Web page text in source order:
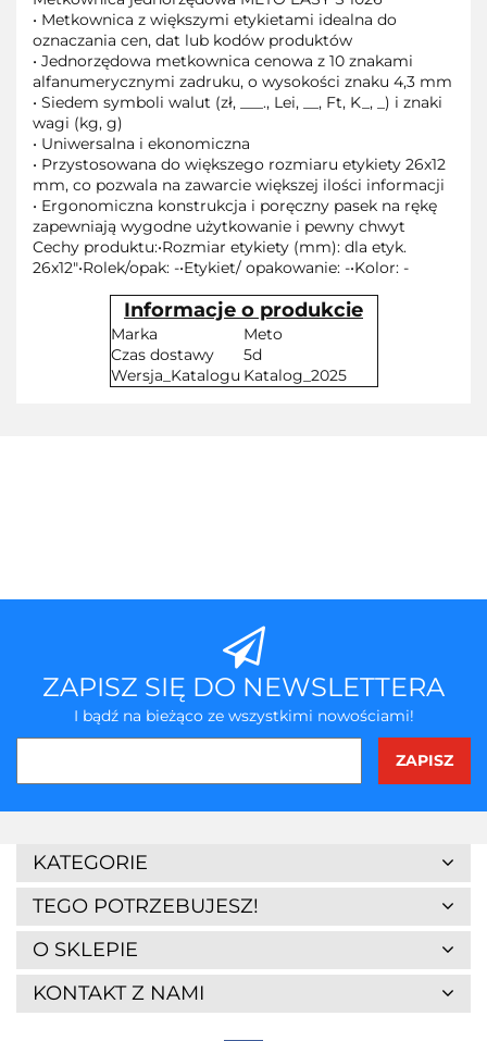
• Metkownica z większymi etykietami idealna do
oznaczania cen, dat lub kodów produktów
• Jednorzędowa metkownica cenowa z 10 znakami
alfanumerycznymi zadruku, o wysokości znaku 4,3 mm
• Siedem symboli walut (zł, ___., Lei, __, Ft, K_, _) i znaki
wagi (kg, g)
• Uniwersalna i ekonomiczna
• Przystosowana do większego rozmiaru etykiety 26x12
mm, co pozwala na zawarcie większej ilości informacji
• Ergonomiczna konstrukcja i poręczny pasek na rękę
zapewniają wygodne użytkowanie i pewny chwyt
Cechy produktu:•Rozmiar etykiety (mm): dla etyk.
26x12"•Rolek/opak: -•Etykiet/ opakowanie: -•Kolor: -
Informacje o produkcie
Marka
Meto
Czas dostawy
5d
Wersja_Katalogu Katalog_2025
7Days
ZAPISZ SIĘ DO NEWSLETTERA
I bądź na bieżąco ze wszystkimi nowościami!
KATEGORIE
TEGO POTRZEBUJESZ!
O SKLEPIE
KONTAKT Z NAMI